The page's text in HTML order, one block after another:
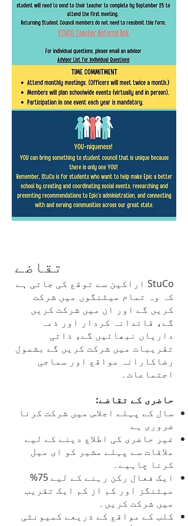
تقاضے
StuCo اراکین سے توقع کی جاتی ہے
کہ وہ تمام میٹنگوں میں شرکت
کریں گے اور ان میں شرکت کریں
گے، قائدانہ کردار اور ذمہ
داریاں نبھائیں گے، ذاتی
تقریبات میں شرکت کریں گے بشمول
رضاکارانہ مواقع اور سماجی
اجتماعات۔
حاضری کے تقاضے:
سال کے پہلے اجلاس میں شرکت کرنا
ضروری ہے
غیر حاضری کی اطلاع دینے کے لیے
ملاقات سے پہلے مشیر کو ای میل
کرنا چاہیے۔
ایک فعال رکن رہنے کے لیے 75%
میٹنگز اور کم از کم ایک تقریب
میں شرکت کریں۔
کلب کے مواقع کے ذریعے کمیونٹی